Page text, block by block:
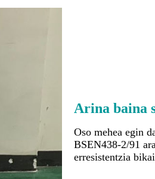
Arina baina
Oso mehea egin
BSEN438-2/91
erresistentzia